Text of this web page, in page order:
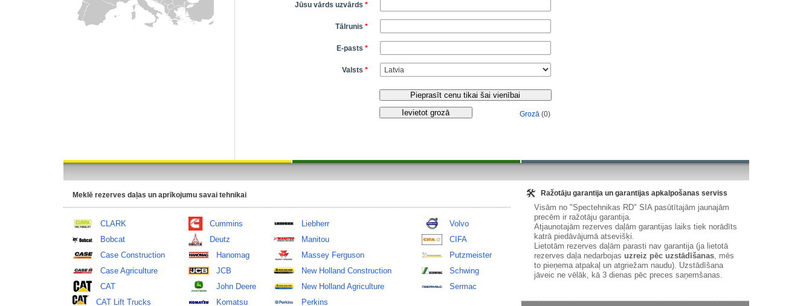
Jūsu vārds uzvārds *
Tālrunis *
E-pasts *
Valsts *
Grozā(0)
Meklē rezerves daļas un aprīkojumu savai tehnikai
CLARK
Bobcat
Case Construction
Case Agriculture
CAT
CAT Lift Trucks
Cummins
Deutz
Hanomag
JCB
John Deere
Komatsu
Liebherr
Manitou
Massey Ferguson
New Holland Construction
New Holland Agriculture
Perkins
Volvo
CIFA
Putzmeister
Schwing
Sermac
Ražotāju garantija un garantijas apkalpošanas serviss
Visām no "Spectehnikas RD" SIA pasūtītajām jaunajām
precēm ir ražotāju garantija.
Atjaunotajām rezerves daļām garantijas laiks tiek norādīts
katrā piedāvājumā atsevišķi.
Lietotām rezerves daļām parasti nav garantija (ja lietotā
rezerves daļa nedarbojas uzreiz pēc uzstādīšanas, mēs
to pieņema atpakaļ un atgriežam naudu). Uzstādīšana
jāveic ne vēlāk, kā 3 dienas pēc preces saņemšanas.